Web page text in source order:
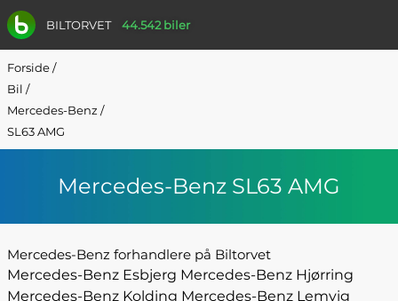
BILTORVET 44.542 biler
Forside/
Bil /
Mercedes-Benz /
SL63 AMG
Mercedes-Benz SL63 AMG
Mercedes-Benz forhandlere på Biltorvet
Mercedes-Benz Esbjerg Mercedes-Benz Hjørring
Mercedes-Benz Kolding Mercedes-Benz Lemvig